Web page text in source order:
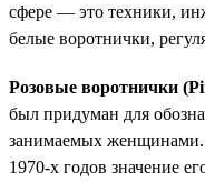
сфере — это техники,
белые воротнички,
Розовые воротнички
был придуман для
занимаемых женщинами.
1970-х годов значение